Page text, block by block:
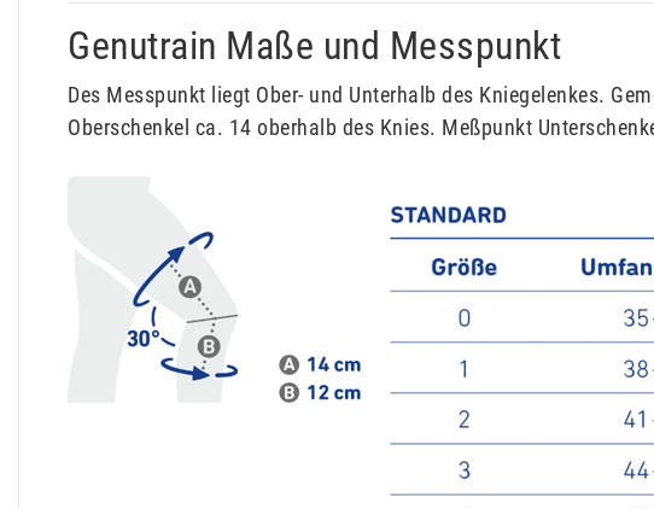
Genutrain Maße und Messpunkt
Des Messpunkt liegt Ober- und Unterhalb des Kniegelenkes.
Oberschenkel ca. 14 oberhalb des Knies. Meßpunkt